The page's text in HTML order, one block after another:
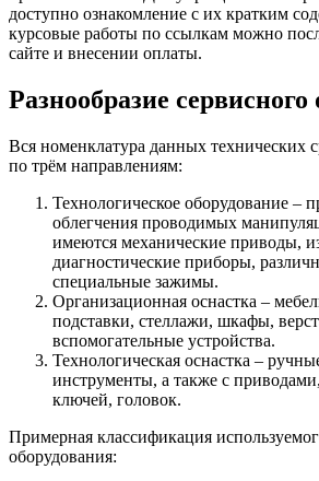
доступно ознакомление с их кратким
курсовые работы по ссылкам можно
сайте и внесении оплаты.
Разнообразие сервисного
Вся номенклатура данных технических
по трём направлениям:
Технологическое оборудование –
облегчения проводимых
имеются механические приводы,
диагностические приборы,
специальные зажимы.
Организационная оснастка –
подставки, стеллажи, шкафы,
вспомогательные устройства.
Технологическая оснастка –
инструменты, а также с
ключей, головок.
Примерная классификация
оборудования: